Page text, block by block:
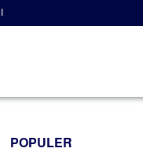
POPULER